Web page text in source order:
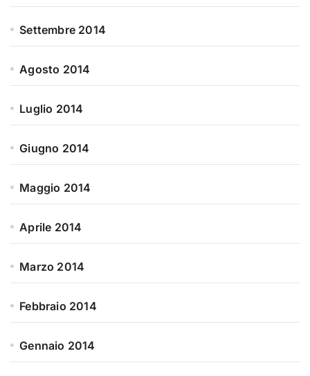
Settembre 2014
Agosto 2014
Luglio 2014
Giugno 2014
Maggio 2014
Aprile 2014
Marzo 2014
Febbraio 2014
Gennaio 2014